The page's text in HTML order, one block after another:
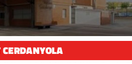
CERDANYOLA